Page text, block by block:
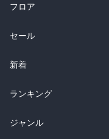
フロア
総合
ラノベ
雑誌・グラビア
BL・TL
セール
総合
ラノベ
雑誌・グラビア
新着
総合
ラノベ
ランキング
総合
ジャンル